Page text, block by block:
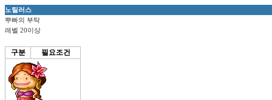
노틸러스
뿌빠의 부탁
레벨 20이상
구분 필요조건